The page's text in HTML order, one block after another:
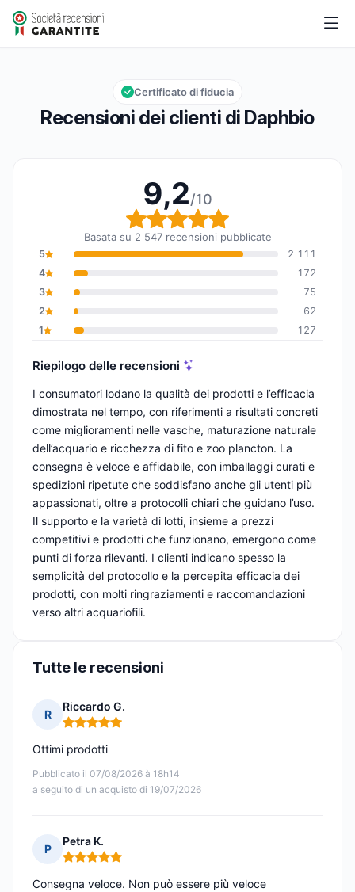
Daphbio
Valutazione globale: 9,2 su 10
9,2/10
Recensioni dei clienti di Daphbio
Certificato di fiducia
9,2/10
Valutazione globale:
Basata su 2 547 recensioni pubblicate
5
2 111
4
172
3
75
2
62
1
127
Riepilogo delle recensioni
I consumatori lodano la qualità dei prodotti e l’efficacia
dimostrata nel tempo, con riferimenti a risultati concreti
come miglioramenti nelle vasche, maturazione naturale
dell’acquario e ricchezza di fito e zoo plancton. La
consegna è veloce e affidabile, con imballaggi curati e
spedizioni ripetute che soddisfano anche gli utenti più
appassionati, oltre a protocolli chiari che guidano l’uso.
Il supporto e la varietà di lotti, insieme a prezzi
competitivi e prodotti che funzionano, emergono come
punti di forza rilevanti. I clienti indicano spesso la
semplicità del protocollo e la percepita efficacia dei
prodotti, con molti ringraziamenti e raccomandazioni
verso altri acquariofili.
Tutte le recensioni
R
Riccardo G.
Nota: 5 su 5
Pubblicato il 07/08/2026 à 18h14
a seguito di un acquisto di 19/07/2026
Ottimi prodotti
P
Petra K.
Nota: 5 su 5
Consegna veloce. Non può essere più veloce